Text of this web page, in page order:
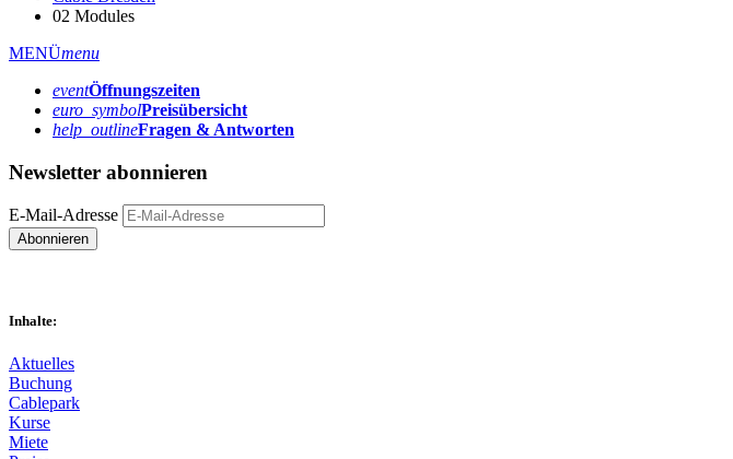
02 Modules
MENÜmenu
eventÖffnungs­zeiten
euro_symbolPreis­übersicht
help_outlineFragen & Antworten
Newsletter abonnieren
E-Mail-Adresse
Abonnieren
Inhalte:
Aktuelles
Buchung
Cablepark
Kurse
Miete